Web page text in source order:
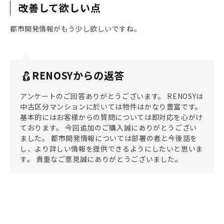
改善して欲しい点
都市開発情報がもう少し欲しいですね。
RENOSYからの返答
アンケートのご回答ありがとうございます。 RENOSYは
中古区分マンションに於いては物件はかなり豊富です。
基本的にはお客様からの質問については即対応を心がけ
ております。 今回追加のご購入誠にありがとうござい
ました。 都市開発情報については部署の者と今後話を
し、より詳しい情報を提供できるようにしたいと思いま
す。 貴重なご意見誠にありがとうございました。